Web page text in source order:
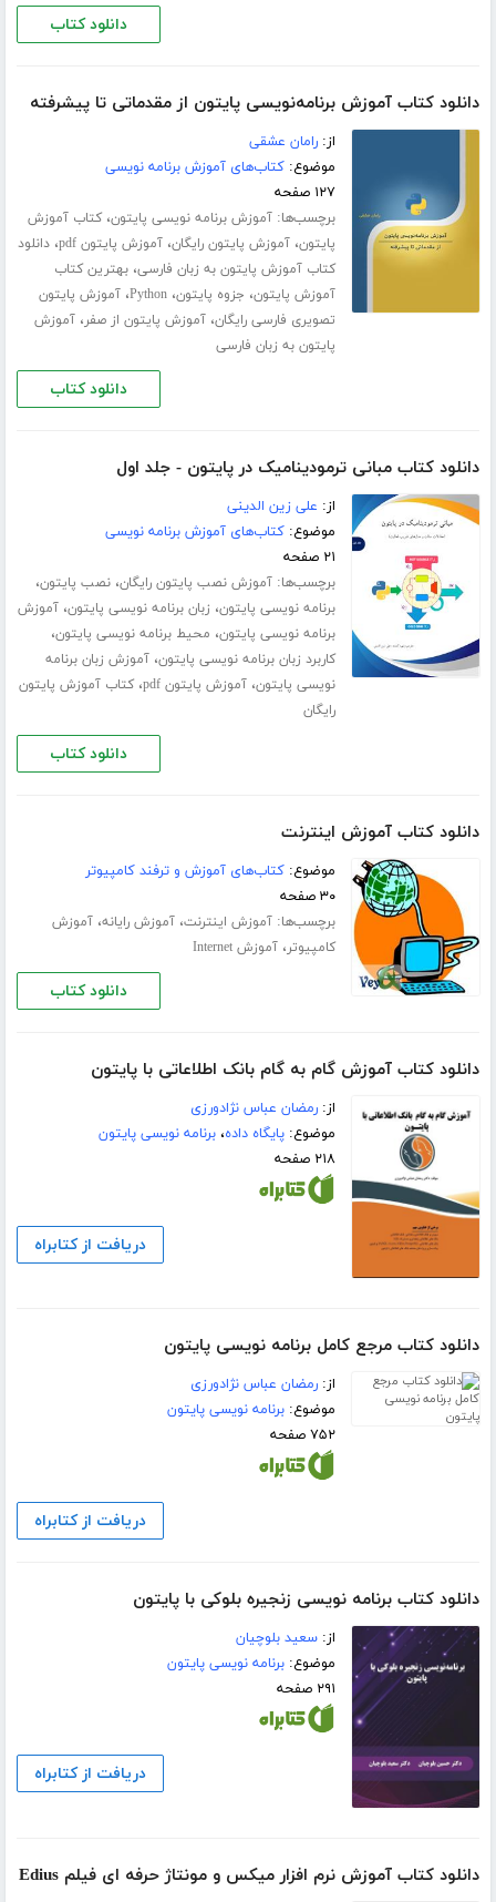
دانلود کتاب
دانلود کتاب آموزش برنامه‌نویسی پایتون از مقدماتی تا پیشرفته
از:رامان عشقی
موضوع:کتاب‌های آموزش برنامه نویسی
۱۲۷ صفحه
برچسب‌ها:آموزش برنامه نویسی پایتون،کتاب آموزش
پایتون،آموزش پایتون رایگان،آموزش پایتون pdf ،دانلود
کتاب آموزش پایتون به زبان فارسی،بهترین کتاب
آموزش پایتون، جزوه پایتون،Python،آموزش پایتون
تصویری فارسی رایگان،آموزش پایتون از صفر،آموزش
پایتون به زبان فارسی
دانلود کتاب
دانلود کتاب مبانی ترمودینامیک در پایتون - جلد اول
از: علی زین الدینی
موضوع:کتاب‌های آموزش برنامه نویسی
۲۱ صفحه
برچسب‌ها:آموزش نصب پایتون رایگان،نصب پایتون،
برنامه نویسی پایتون، زبان برنامه نویسی پایتون،آموزش
برنامه نویسی پایتون، محیط برنامه نویسی پایتون،
کاربرد زبان برنامه نویسی پایتون،آموزش زبان برنامه
نویسی پایتون،آموزش پایتون pdf ،کتاب آموزش پایتون
رایگان
دانلود کتاب
دانلود کتاب آموزش اینترنت
موضوع:کتاب‌های آموزش و ترفند کامپیوتر
۳۰ صفحه
برچسب‌ها:آموزش اینترنت،آموزش رایانه،آموزش
کامپیوتر،آموزش Internet
دانلود کتاب
دانلود کتاب آموزش گام به گام بانک اطلاعاتی با پایتون
از:رمضان عباس نژادورزی
موضوع:پایگاه داده،برنامه نویسی پایتون
۲۱۸ صفحه
دریافت از کتابراه
دانلود کتاب مرجع کامل برنامه ‌نویسی پایتون
از:رمضان عباس نژادورزی
موضوع:برنامه نویسی پایتون
۷۵۲ صفحه
دریافت از کتابراه
دانلود کتاب برنامه نویسی زنجیره بلوکی با پایتون
از:سعید بلوچیان
موضوع:برنامه نویسی پایتون
۲۹۱ صفحه
دریافت از کتابراه
دانلود کتاب آموزش نرم افزار میکس و مونتاژ حرفه ای فیلم Edius